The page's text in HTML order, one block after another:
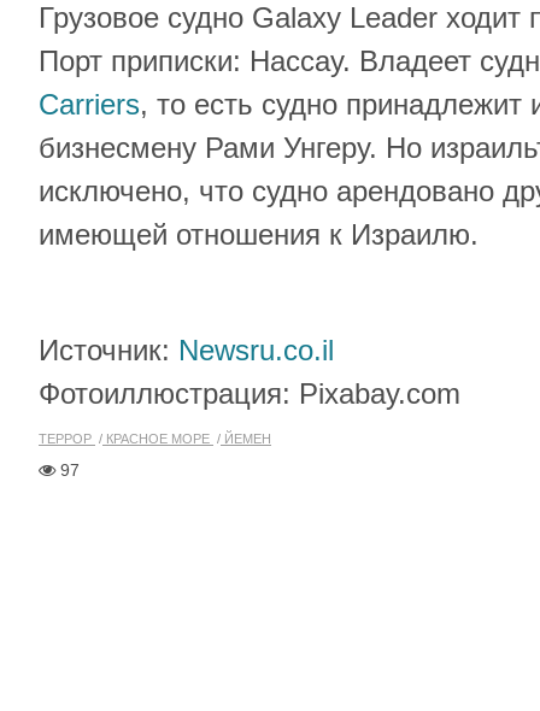
Грузовое судно Galaxy Leader
Порт приписки: Нассау. Владеет
Carriers, то есть судно принадлежит
бизнесмену Рами Унгеру. Но
исключено, что судно арендовано
имеющей отношения к Израилю.
Источник: Newsru.co.il
Фотоиллюстрация: Pixabay.com
ТЕРРОР КРАСНОЕ МОРЕ ЙЕМЕН
97